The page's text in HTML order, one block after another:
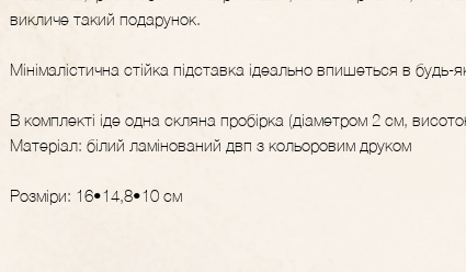
викличе такий подарунок.
Мінімалістична стійка підставка ідеально впишеться в будь-
В комплекті іде одна скляна пробірка (діаметром 2 см,
Матеріал: білий ламінований двп з кольоровим друком
Розміри: 16•14,8•10 см